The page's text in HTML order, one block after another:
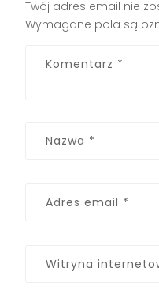
Twój adres email nie
Wymagane pola są